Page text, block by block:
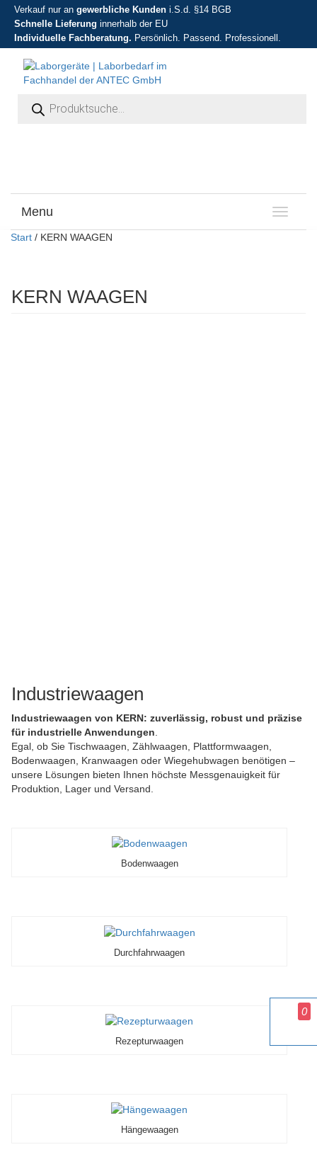
Verkauf nur an gewerbliche Kunden i.S.d. §14 BGB
Schnelle Lieferung innerhalb der EU
Individuelle Fachberatung. Persönlich. Passend. Professionell.
T
o
Menu
Start / KERN WAAGEN
KERN WAAGEN
Industriewaagen
Industriewaagen von KERN: zuverlässig, robust und präzise
für industrielle Anwendungen
Egal, ob Sie Tischwaagen, Zählwaagen, Plattformwaagen,
Bodenwaagen, Kranwaagen oder Wiegehubwagen benötigen –
unsere Lösungen bieten Ihnen höchste Messgenauigkeit für
Produktion, Lager und Versand.
Bodenwaagen
Durchfahrwaagen
Rezepturwaagen
Hängewaagen
0